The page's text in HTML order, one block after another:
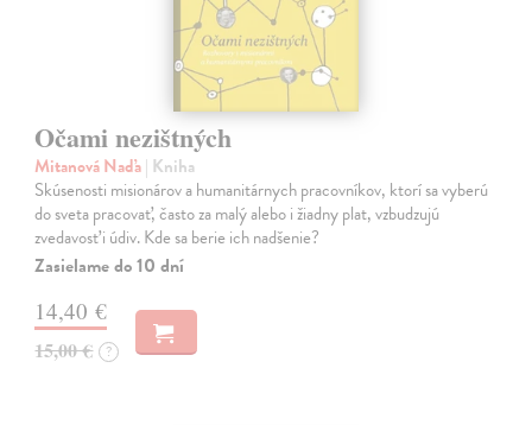
Očami nezištných
Mitanová Naďa| Kniha
Skúsenosti misionárov a humanitárnych pracovníkov, ktorí sa vyberú
do sveta pracovať, často za malý alebo i žiadny plat, vzbudzujú
zvedavosť i údiv. Kde sa berie ich nadšenie?
Zasielame do 10 dní
14,40 €
15,00 € ?